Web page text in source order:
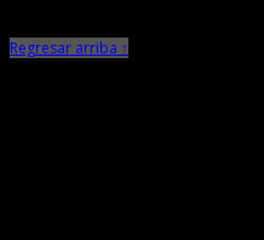
Regresar arriba ↑